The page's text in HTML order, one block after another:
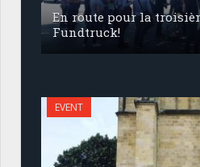
En route pour la
Fundtruck!
EVENT